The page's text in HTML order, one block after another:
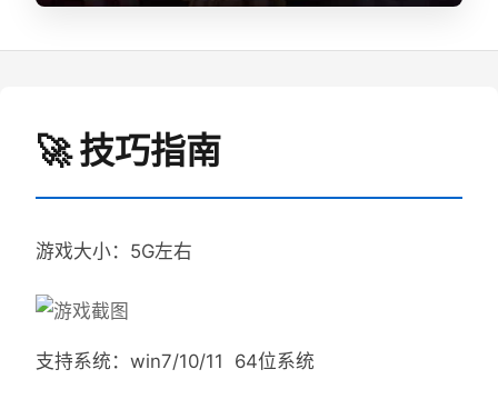
🚀 技巧指南
游戏大小：5G左右
支持系统：win7/10/11 64位系统